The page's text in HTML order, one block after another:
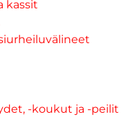
kassit
-koukut ja -peilit